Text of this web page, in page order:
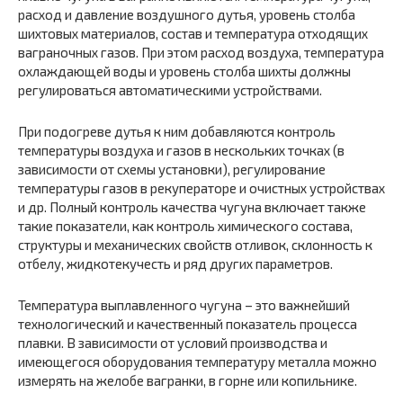
расход и давление воздушного дутья, уровень столба
шихтовых материалов, состав и температура отходящих
ваграночных газов. При этом расход воздуха, температура
охлаждающей воды и уровень столба шихты должны
регулироваться автоматическими устройствами.
При подогреве дутья к ним добавляются контроль
температуры воздуха и газов в нескольких точках (в
зависимости от схемы установки), регулирование
температуры газов в рекуператоре и очистных устройствах
и др. Полный контроль качества чугуна включает также
такие показатели, как контроль химического состава,
структуры и механических свойств отливок, склонность к
отбелу, жидкотекучесть и ряд других параметров.
Температура выплавленного чугуна – это важнейший
технологический и качественный показатель процесса
плавки. В зависимости от условий производства и
имеющегося оборудования температуру металла можно
измерять на желобе вагранки, в горне или копильнике.